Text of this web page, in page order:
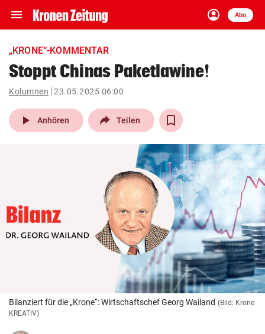
menu Navigation
ein-/ausklappen
account_circle
Anmelden
Abo
close Schließen
account_circle Anmelden
pin_drop
arrow_right
search
eingeben
© Krone Multimedia GmbH & Co KG 2026
„KRONE“-KOMMENTAR
Stoppt Chinas Paketlawine!
Kolumnen 23.05.2025 06:00
play_arrow Anhören Teilen
Bilanziert für die „Krone“: Wirtschaftschef Georg Wailand (Bild: Krone
KREATIV)